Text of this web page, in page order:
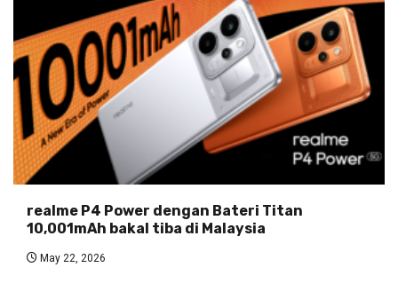
realme P4 Power dengan Bateri Titan
10,001mAh bakal tiba di Malaysia
May 22, 2026